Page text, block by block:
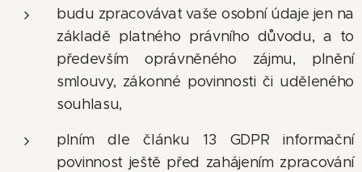
budu zpracovávat vaše osobní údaje jen na
základě platného právního důvodu, a to
především oprávněného zájmu, plnění
smlouvy, zákonné povinnosti či uděleného
souhlasu,
plním dle článku 13 GDPR informační
povinnost ještě před zahájením zpracování